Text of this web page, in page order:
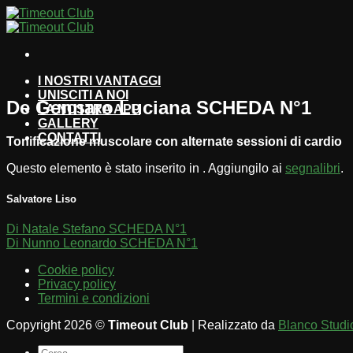
Salta
ai
I NOSTRI VANTAGGI
UNISCITI A NOI
LA NOSTRA APP
GALLERY
CONTATTI
De Gennaro Luciana SCHEDA N°1
Tonificazione muscolare con alternate sessioni di cardio
Questo elemento è stato inserito in . Aggiungilo ai segnalibri.
Salvatore Liso
Di Natale Stefano SCHEDA N°1
Di Nunno Leonardo SCHEDA N°1
Cookie policy
Privacy policy
Termini e condizioni
Copyright 2026 © Timeout Club | Realizzato da Blanco